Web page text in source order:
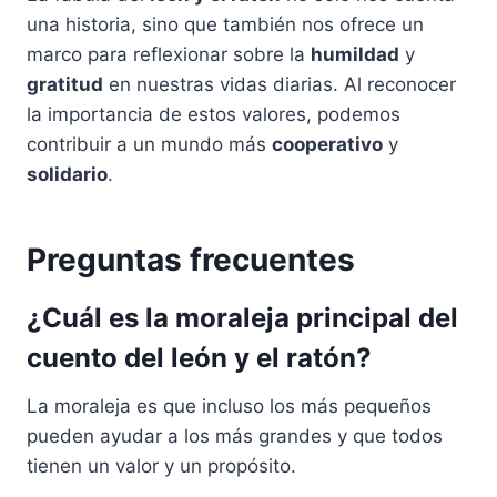
una historia, sino que también nos ofrece un
marco para reflexionar sobre la humildad y
gratitud en nuestras vidas diarias. Al reconocer
la importancia de estos valores, podemos
contribuir a un mundo más cooperativo y
solidario.
Preguntas frecuentes
¿Cuál es la moraleja principal del
cuento del león y el ratón?
La moraleja es que incluso los más pequeños
pueden ayudar a los más grandes y que todos
tienen un valor y un propósito.